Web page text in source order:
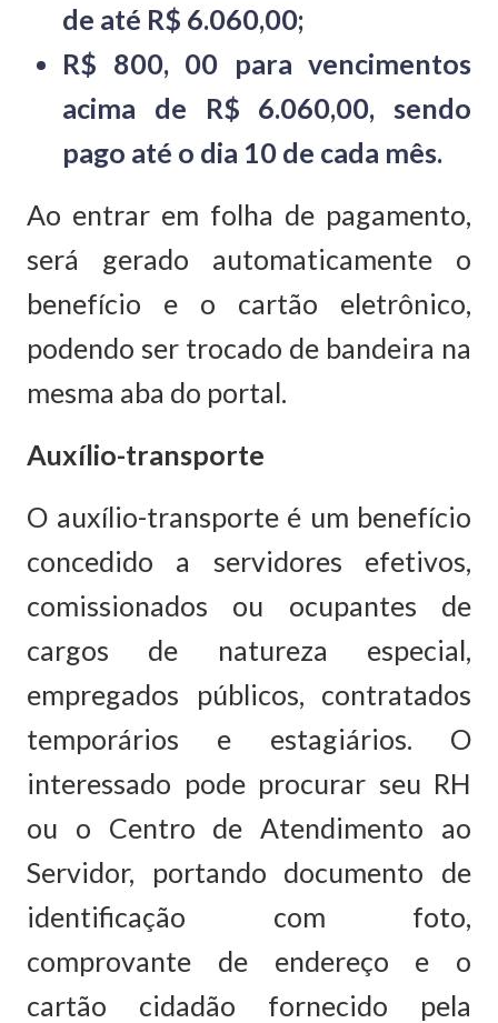
de até R$ 6.060,00;
R$ 800, 00 para vencimentos
acima de R$ 6.060,00, sendo
pago até o dia 10 de cada mês.
Ao entrar em folha de pagamento,
será gerado automaticamente o
benefício e o cartão eletrônico,
podendo ser trocado de bandeira na
mesma aba do portal.
Auxílio-transporte
O auxílio-transporte é um benefício
concedido a servidores efetivos,
comissionados ou ocupantes de
cargos de natureza especial,
empregados públicos, contratados
temporários e estagiários. O
interessado pode procurar seu RH
ou o Centro de Atendimento ao
Servidor, portando documento de
identificação com foto,
comprovante de endereço e o
cartão cidadão fornecido pela